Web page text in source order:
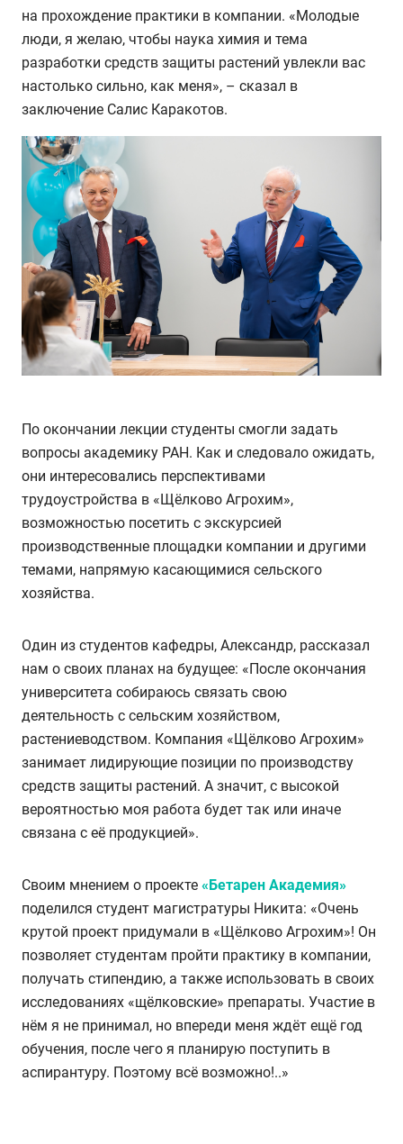
на прохождение практики в компании. «Молодые
люди, я желаю, чтобы наука химия и тема
разработки средств защиты растений увлекли вас
настолько сильно, как меня», – сказал в
заключение Салис Каракотов.
По окончании лекции студенты смогли задать
вопросы академику РАН. Как и следовало ожидать,
они интересовались перспективами
трудоустройства в «Щёлково Агрохим»,
возможностью посетить с экскурсией
производственные площадки компании и другими
темами, напрямую касающимися сельского
хозяйства.
Один из студентов кафедры, Александр, рассказал
нам о своих планах на будущее: «После окончания
университета собираюсь связать свою
деятельность с сельским хозяйством,
растениеводством. Компания «Щёлково Агрохим»
занимает лидирующие позиции по производству
средств защиты растений. А значит, с высокой
вероятностью моя работа будет так или иначе
связана с её продукцией».
Своим мнением о проекте «Бетарен Академия»
поделился студент магистратуры Никита: «Очень
крутой проект придумали в «Щёлково Агрохим»! Он
позволяет студентам пройти практику в компании,
получать стипендию, а также использовать в своих
исследованиях «щёлковские» препараты. Участие в
нём я не принимал, но впереди меня ждёт ещё год
обучения, после чего я планирую поступить в
аспирантуру. Поэтому всё возможно!..»